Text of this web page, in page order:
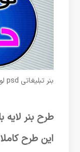
بنر تبلیغاتی psd لوازم التحریر
طرح بنر لایه
این طرح